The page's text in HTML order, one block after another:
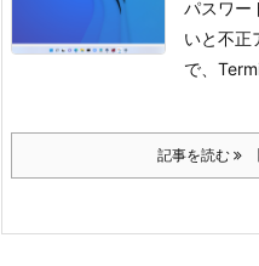
パスワー
いと不正
で、
記事を読む